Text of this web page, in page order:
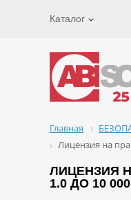
Каталог
Главная
Лицензия на
ЛИЦЕНЗИЯ
1.0 ДО 10